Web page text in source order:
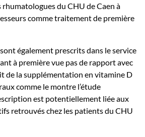
du CHU de Caen à
comme traitement de première
également prescrits dans le service
à première vue pas de rapport avec
de la supplémentation en vitamine D
comme le montre l’étude
est potentiellement liée aux
retrouvés chez les patients du CHU